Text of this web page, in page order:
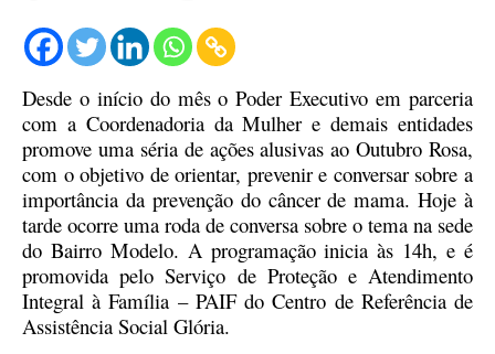
Desde o início do mês o Poder Executivo em parceria
com a Coordenadoria da Mulher e demais entidades
promove uma séria de ações alusivas ao Outubro Rosa,
com o objetivo de orientar, prevenir e conversar sobre a
importância da prevenção do câncer de mama. Hoje à
tarde ocorre uma roda de conversa sobre o tema na sede
do Bairro Modelo. A programação inicia às 14h, e é
promovida pelo Serviço de Proteção e Atendimento
Integral à Família – PAIF do Centro de Referência de
Assistência Social Glória.